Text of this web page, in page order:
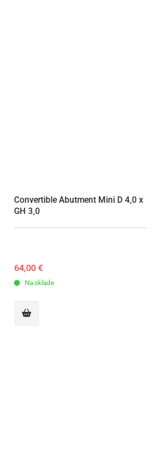
Convertible Abutment Mini D 4,0 x
GH 3,0
64,00 €
Na sklade